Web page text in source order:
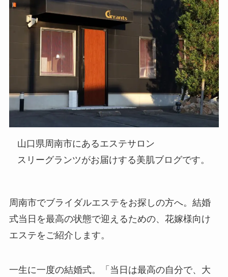
山口県周南市にあるエステサロン
スリーグランツがお届けする美肌ブログです。
周南市でブライダルエステをお探しの方へ。結婚
式当日を最高の状態で迎えるための、花嫁様向け
エステをご紹介します。
一生に一度の結婚式。「当日は最高の自分で、大